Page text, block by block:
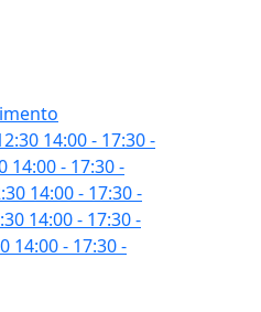
14:00 - 17:30-
14:00 - 17:30-
14:00 - 17:30-
14:00 - 17:30-
14:00 - 17:30-